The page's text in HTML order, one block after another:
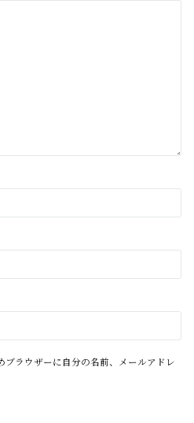
ブラウザーに自分の名前、メールアドレ